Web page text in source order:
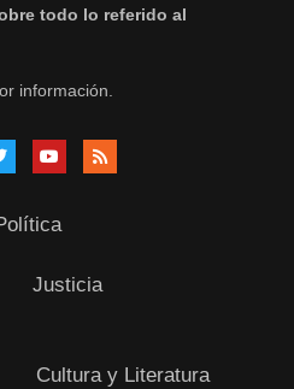
todo lo referido al
información.
Justicia
Cultura y Literatura